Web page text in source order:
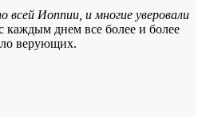
всей Иоппии, и многие уверовали
каждым днем все более и более
верующих.